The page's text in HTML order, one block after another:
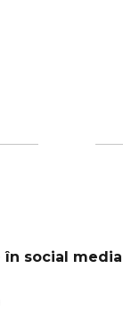
în social media